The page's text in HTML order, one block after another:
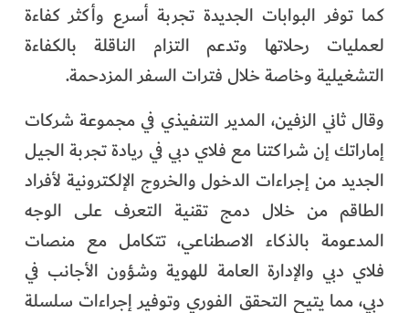
كما توفر البوابات الجديدة تجربة أسرع وأكثر كفاءة
لعمليات رحلاتها وتدعم التزام الناقلة بالكفاءة
التشغيلية وخاصة خلال فترات السفر المزدحمة.
وقال ثاني الزفين، المدير التنفيذي في مجموعة شركات
إماراتك إن شراكتنا مع فلاي دبي في ريادة تجربة الجيل
الجديد من إجراءات الدخول والخروج الإلكترونية لأفراد
الطاقم من خلال دمج تقنية التعرف على الوجه
المدعومة بالذكاء الاصطناعي، تتكامل مع منصات
فلاي دبي والإدارة العامة للهوية وشؤون الأجانب في
دبي، مما يتيح التحقق الفوري وتوفير إجراءات سلسلة